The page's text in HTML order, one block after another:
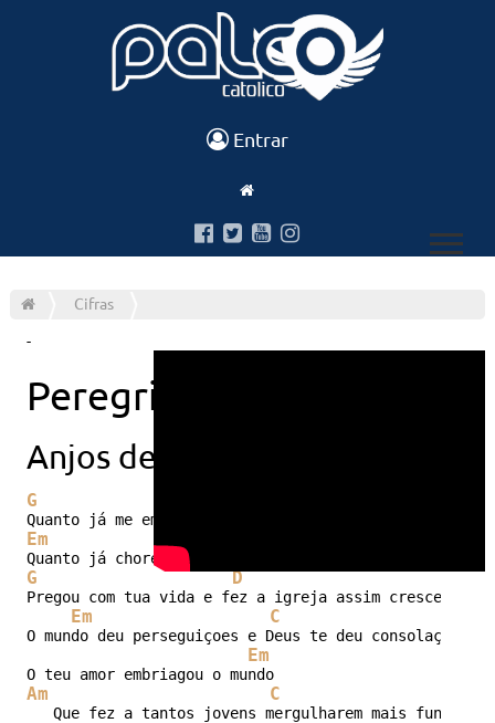
Entrar
Cifras
-
Peregrino do amor
Anjos de resgate
G
Em
G D
Pregou com tua vida e fez a igreja assim crescer
Em C
O mundo deu perseguiçoes e Deus te deu consolaçoes
Em
O teu amor embriagou o mundo
Am C
   Que fez a tantos jovens mergulharem mais fundo